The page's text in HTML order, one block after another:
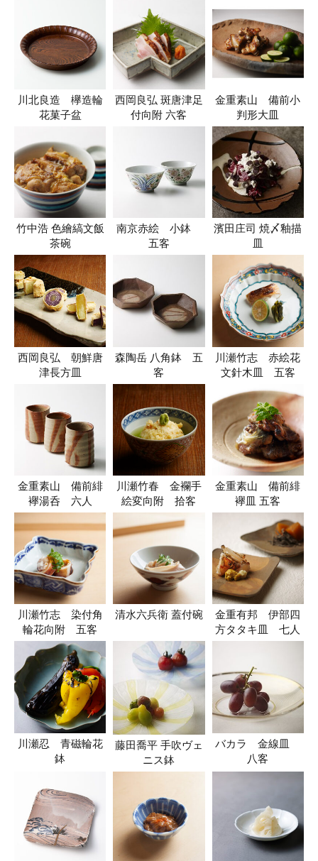
川北良造 欅造輪
花菓子盆
西岡良弘 斑唐津足
付向附 六客
金重素山 備前小
判形大皿
竹中浩 色繪縞文飯
茶碗
南京赤絵 小鉢
五客
濱田庄司 焼〆釉描
皿
西岡良弘 朝鮮唐
津長方皿
森陶岳 八角鉢 五
客
川瀬竹志 赤絵花
文針木皿 五客
金重素山 備前緋
襷湯呑 六人
川瀬竹春 金襴手
絵変向附 拾客
金重素山 備前緋
襷皿 五客
川瀬竹志 染付角
輪花向附 五客
清水六兵衛 蓋付碗
金重有邦 伊部四
方タタキ皿 七人
川瀬忍 青磁輪花
鉢
藤田喬平 手吹ヴェ
ニス鉢
バカラ 金線皿
八客